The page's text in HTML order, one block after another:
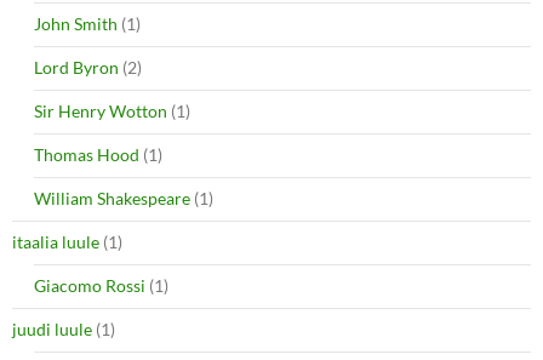
John Smith (1)
Lord Byron (2)
Sir Henry Wotton (1)
Thomas Hood (1)
William Shakespeare (1)
itaalia luule (1)
Giacomo Rossi (1)
juudi luule (1)